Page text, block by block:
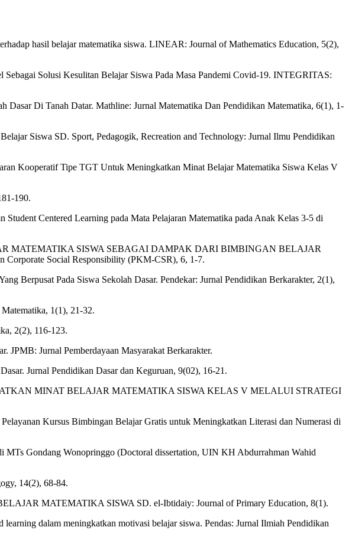
hasil belajar matematika siswa. LINEAR: Journal of Mathematics Education, 5(2),
Solusi Kesulitan Belajar Siswa Pada Masa Pandemi Covid-19. INTEGRITAS:
Di Tanah Datar. Mathline: Jurnal Matematika Dan Pendidikan Matematika, 6(1), 1-
Siswa SD. Sport, Pedagogik, Recreation and Technology: Jurnal Ilmu Pendidikan
Kooperatif Tipe TGT Untuk Meningkatkan Minat Belajar Matematika Siswa Kelas V
190.
Centered Learning pada Mata Pelajaran Matematika pada Anak Kelas 3-5 di
MATEMATIKA SISWA SEBAGAI DAMPAK DARI BIMBINGAN BELAJAR
Social Responsibility (PKM-CSR), 6, 1-7.
Berpusat Pada Siswa Sekolah Dasar. Pendekar: Jurnal Pendidikan Berkarakter, 2(1),
1(1), 21-32.
2(2), 116-123.
JPMB: Jurnal Pemberdayaan Masyarakat Berkarakter.
Jurnal Pendidikan Dasar dan Keguruan, 9(02), 16-21.
MINAT BELAJAR MATEMATIKA SISWA KELAS V MELALUI STRATEGI
Kursus Bimbingan Belajar Gratis untuk Meningkatkan Literasi dan Numerasi di
MTs Gondang Wonopringgo (Doctoral dissertation, UIN KH Abdurrahman Wahid
14(2), 68-84.
MATEMATIKA SISWA SD. el-Ibtidaiy: Journal of Primary Education, 8(1).
dalam meningkatkan motivasi belajar siswa. Pendas: Jurnal Ilmiah Pendidikan